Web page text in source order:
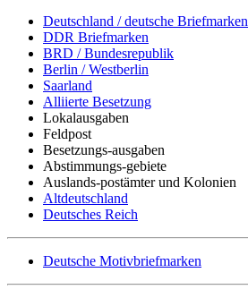
Deutschland / deutsche Briefmarken
DDR Briefmarken
BRD / Bundesrepublik
Berlin / Westberlin
Saarland
Alliierte Besetzung
Lokalausgaben
Feldpost
Besetzungs-ausgaben
Abstimmungs-gebiete
Auslands-postämter und Kolonien
Altdeutschland
Deutsches Reich
Deutsche Motivbriefmarken